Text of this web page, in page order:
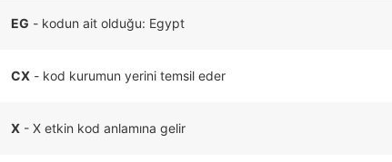
EG - kodun ait olduğu: Egypt
CX - kod kurumun yerini temsil eder
X - X etkin kod anlamına gelir